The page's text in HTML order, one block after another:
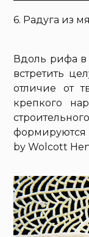
6. Радуга из
Вдоль рифа
встретить
отличие от
крепкого
by Wolcott